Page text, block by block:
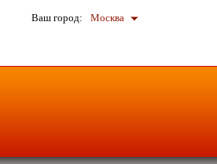
Ваш город: Москва